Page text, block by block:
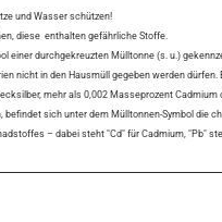
und Wasser schützen!
diese enthalten gefährliche Stoffe.
einer durchgekreuzten Mülltonne (s. u.)
nicht in den Hausmüll gegeben werden dürfen.
mehr als 0,002 Masseprozent Cadmium
befindet sich unter dem Mülltonnen-Symbol die
– dabei steht "Cd" für Cadmium, "Pb"